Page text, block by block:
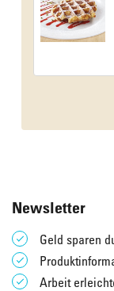
Newsletter
Geld sparen
Arbeit